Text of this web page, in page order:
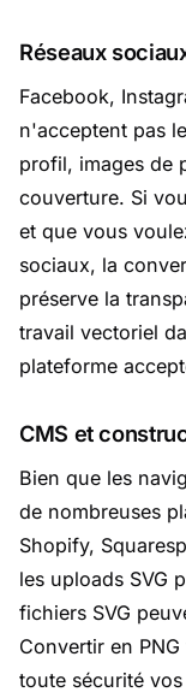
Réseaux
Facebook,
n'acceptent pas
profil, images de
couverture. Si
et que vous
sociaux, la
préserve la
travail vectoriel
plateforme
CMS et
Bien que les
de nombreuses
Shopify,
les uploads SVG
fichiers SVG
Convertir en
toute sécurité